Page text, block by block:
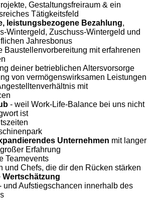
Gestaltungsfreiraum & ein
Tätigkeitsfeld
leistungsbezogene Bezahlung,
Wintergeld, Zuschuss-Wintergeld und
Jahresbonus
Baustellenvorbereitung mit erfahrenen
deiner betrieblichen Altersvorsorge
von vermögenswirksamen Leistungen
mit
- weil Work-Life-Balance bei uns nicht
ist
Unternehmen mit langer
Erfahrung
Teamevents
und Chefs, die dir den Rücken stärken
und Aufstiegschancen innerhalb des